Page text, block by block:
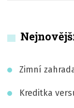
g
i
e
á
Zimní
Kreditka